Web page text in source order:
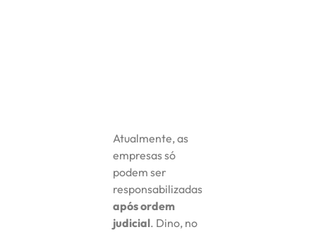
Atualmente, as
empresas só
podem ser
responsabilizadas
após ordem
judicial. Dino, no